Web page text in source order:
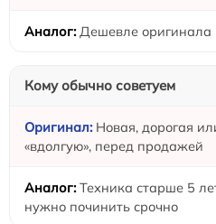
Дешевле оригинала
Кому обычно советуем
Новая, дорогая
«вдолгую», перед продажей
Техника старше 5
нужно починить срочно